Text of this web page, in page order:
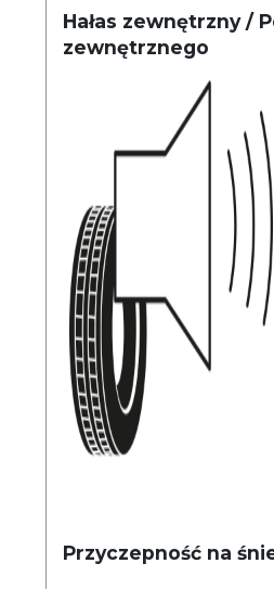
Hałas zewnętrzny /
zewnętrznego
Przyczepność na